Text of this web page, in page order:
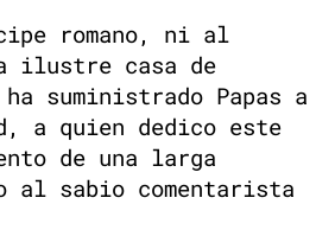
romano, ni al
ilustre casa de
suministrado Papas a
a quien dedico este
de una larga
sabio comentarista